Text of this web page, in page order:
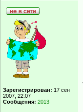
Зарегистрирован: 17 сен
2007, 22:07
Сообщения: 2013